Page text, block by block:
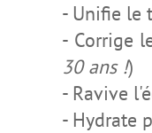
- Unifie le
- Corrige
30 ans !)
- Ravive
- Hydrate